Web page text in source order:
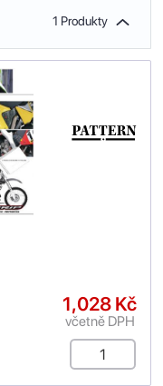
1 Produkty
1,028 Kč
včetně DPH